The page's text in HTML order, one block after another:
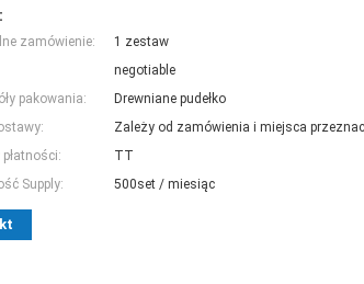
zamówienie:
1 zestaw
negotiable
pakowania:
Drewniane pudełko
Zależy od zamówienia i miejsca
TT
Supply:
500set / miesiąc